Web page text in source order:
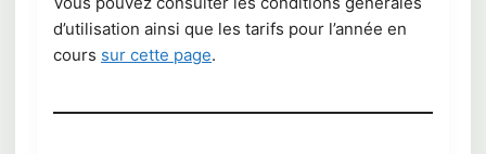
d’utilisation ainsi que les tarifs pour l’année en
cours sur cette page.